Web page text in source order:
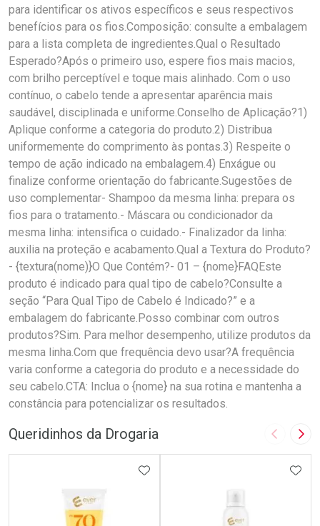
para identificar os ativos específicos e seus respectivos
benefícios para os fios.Composição: consulte a embalagem
para a lista completa de ingredientes.Qual o Resultado
Esperado?Após o primeiro uso, espere fios mais macios,
com brilho perceptível e toque mais alinhado. Com o uso
contínuo, o cabelo tende a apresentar aparência mais
saudável, disciplinada e uniforme.Conselho de Aplicação?1)
Aplique conforme a categoria do produto.2) Distribua
uniformemente do comprimento às pontas.3) Respeite o
tempo de ação indicado na embalagem.4) Enxágue ou
finalize conforme orientação do fabricante.Sugestões de
uso complementar- Shampoo da mesma linha: prepara os
fios para o tratamento.- Máscara ou condicionador da
mesma linha: intensifica o cuidado.- Finalizador da linha:
auxilia na proteção e acabamento.Qual a Textura do Produto?
- {textura(nome)}O Que Contém?- 01 – {nome}FAQEste
produto é indicado para qual tipo de cabelo?Consulte a
seção “Para Qual Tipo de Cabelo é Indicado?” e a
embalagem do fabricante.Posso combinar com outros
produtos?Sim. Para melhor desempenho, utilize produtos da
mesma linha.Com que frequência devo usar?A frequência
varia conforme a categoria do produto e a necessidade do
seu cabelo.CTA: Inclua o {nome} na sua rotina e mantenha a
constância para potencializar os resultados.
Queridinhos da Drogaria Imagem
ADICIONAR AOS FAVORITOS